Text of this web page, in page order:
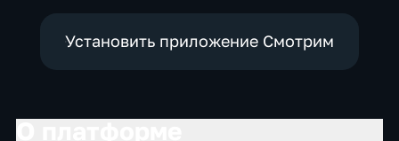
Установить приложение Смотрим